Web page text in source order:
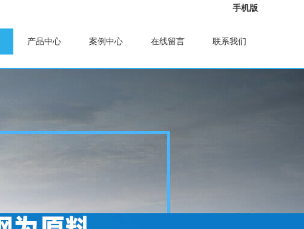
手机版
产品中心 案例中心 在线留言 联系我们